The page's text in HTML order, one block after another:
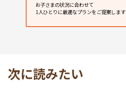
お子さまの状況に合わせて
1人ひとりに最適なプランをご提案します
次に読みたい